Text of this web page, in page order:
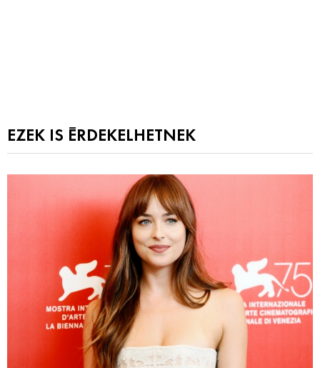
EZEK IS ÉRDEKELHETNEK